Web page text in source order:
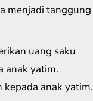
menjadi tanggung
uang saku
anak yatim.
kepada anak yatim.